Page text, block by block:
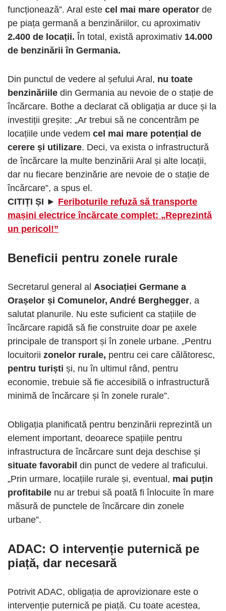
funcționează”. Aral este cel mai mare operator de
pe piața germană a benzinăriilor, cu aproximativ
2.400 de locații. În total, există aproximativ 14.000
de benzinării în Germania.
Din punctul de vedere al șefului Aral, nu toate
benzinăriile din Germania au nevoie de o stație de
încărcare. Bothe a declarat că obligația ar duce și la
investiții greșite: „Ar trebui să ne concentrăm pe
locațiile unde vedem cel mai mare potențial de
cerere și utilizare. Deci, va exista o infrastructură
de încărcare la multe benzinării Aral și alte locații,
dar nu fiecare benzinărie are nevoie de o stație de
încărcare”, a spus el.
CITIȚI ȘI ► Feriboturile refuză să transporte
mașini electrice încărcate complet: „Reprezintă
un pericol!”
Beneficii pentru zonele rurale
Secretarul general al Asociației Germane a
Orașelor și Comunelor, André Berghegger, a
salutat planurile. Nu este suficient ca stațiile de
încărcare rapidă să fie construite doar pe axele
principale de transport și în zonele urbane. „Pentru
locuitorii zonelor rurale, pentru cei care călătoresc,
pentru turiști și, nu în ultimul rând, pentru
economie, trebuie să fie accesibilă o infrastructură
minimă de încărcare și în zonele rurale”.
Obligația planificată pentru benzinării reprezintă un
element important, deoarece spațiile pentru
infrastructura de încărcare sunt deja deschise și
situate favorabil din punct de vedere al traficului.
„Prin urmare, locațiile rurale și, eventual, mai puțin
profitabile nu ar trebui să poată fi înlocuite în mare
măsură de punctele de încărcare din zonele
urbane”.
ADAC: O intervenție puternică pe
piață, dar necesară
Potrivit ADAC, obligația de aprovizionare este o
intervenție puternică pe piață. Cu toate acestea,